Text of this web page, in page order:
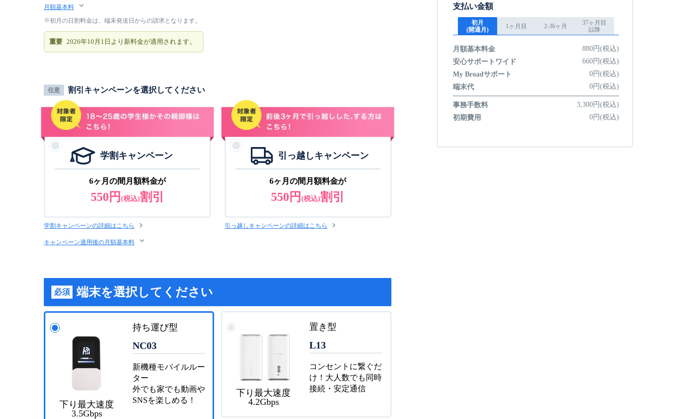
月額基本料
初月の日割料金は、端末発送日からの請求となります。
重要 2026年10月1日より新料金が適用されます。
任意 割引キャンペーンを選択してください
学割キャンペーン
6ヶ月の間月額料金が
550円 (税込)割引
学割キャンペーンの詳細はこちら
引っ越しキャンペーン
6ヶ月の間月額料金が
550円(税込)割引
引っ越しキャンペーンの詳細はこちら
キャンペーン適用後の月額基本料
必須 端末を選択してください
下り最大速度
3.5Gbps
持ち運び型
NC03
新機種モバイルルー
ター
外でも家でも動画や
SNSを楽しめる！
下り最大速度
4.2Gbps
置き型
L13
コンセントに繋ぐだ
け！大人数でも同時
接続・安定通信
支払い金額
初月
(開通月)
1ヶ月目 2-36ヶ月
37ヶ月目
以降
月額基本料金
880円(税込)
安心サポートワイド
660円(税込)
My Broadサポート
0円(税込)
端末代
0円(税込)
事務手数料
3,300円(税込)
初期費用
0円(税込)